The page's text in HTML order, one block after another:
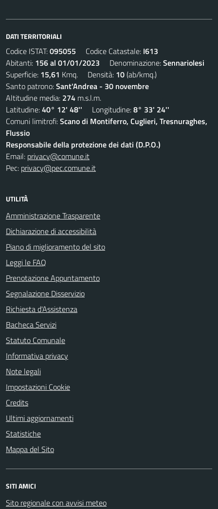
DATI TERRITORIALI
Codice ISTAT:095055 Codice Catastale: I613
Abitanti: 156 al 01/01/2023 Denominazione:Sennariolesi
Superficie: 15,61 Kmq. Densità: 10(ab/kmq.)
Santo patrono:Sant'Andrea - 30 novembre
Altitudine media: 274 m.s.l.m.
Latitudine:40° 12' 48'' Longitudine:8° 33' 24''
Comuni limitrofi:Scano di Montiferro, Cuglieri, Tresnuraghes,
Flussio
Responsabile della protezione dei dati (D.P.O.)
Email: privacy@comune.it
Pec: privacy@pec.comune.it
UTILITÀ
Amministrazione Trasparente
Dichiarazione di accessibilità
Piano di miglioramento del sito
Leggi le FAQ
Prenotazione Appuntamento
Segnalazione Disservizio
Richiesta d'Assistenza
Bacheca Servizi
Statuto Comunale
Informativa privacy
Note legali
Impostazioni Cookie
Credits
Ultimi aggiornamenti
Statistiche
Mappa del Sito
SITI AMICI
Sito regionale con avvisi meteo